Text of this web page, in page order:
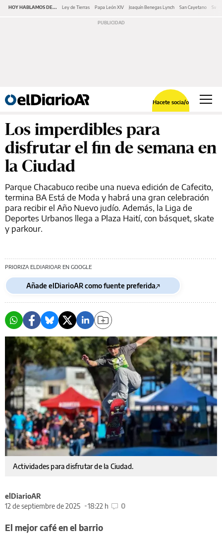
HOY HABLAMOS DE... Ley de Tierras Papa León XIV Joaquín Benegas Lynch San Cayetano
Hacete socia/o
Los imperdibles para
disfrutar el fin de semana en
la Ciudad
Parque Chacabuco recibe una nueva edición de Cafecito,
termina BA Está de Moda y habrá una gran celebración
para recibir el Año Nuevo judío. Además, la Liga de
Deportes Urbanos llega a Plaza Haití, con básquet, skate
y parkour.
PRIORIZA ELDIARIOAR EN GOOGLE
Añade elDiarioAR como fuente preferida
Actividades para disfrutar de la Ciudad.
elDiarioAR
12 de septiembre de 2025
18:22 h 0
El mejor café en el barrio